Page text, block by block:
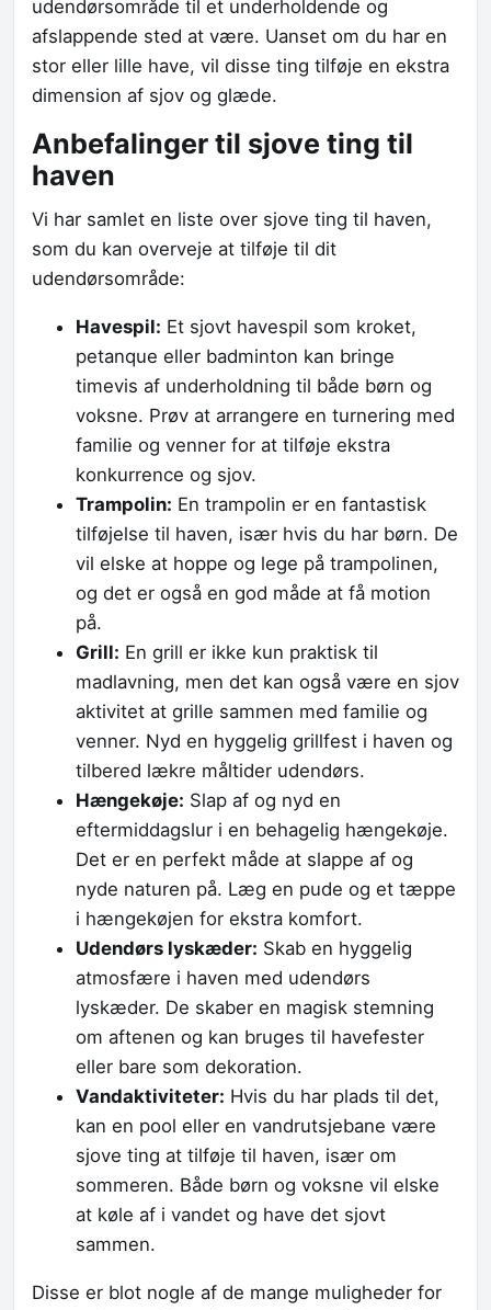
udendørsområde til et underholdende og
afslappende sted at være. Uanset om du har en
stor eller lille have, vil disse ting tilføje en ekstra
dimension af sjov og glæde.
Anbefalinger til sjove ting til
haven
Vi har samlet en liste over sjove ting til haven,
som du kan overveje at tilføje til dit
udendørsområde:
Havespil: Et sjovt havespil som kroket,
petanque eller badminton kan bringe
timevis af underholdning til både børn og
voksne. Prøv at arrangere en turnering med
familie og venner for at tilføje ekstra
konkurrence og sjov.
Trampolin: En trampolin er en fantastisk
tilføjelse til haven, især hvis du har børn. De
vil elske at hoppe og lege på trampolinen,
og det er også en god måde at få motion
på.
Grill: En grill er ikke kun praktisk til
madlavning, men det kan også være en sjov
aktivitet at grille sammen med familie og
venner. Nyd en hyggelig grillfest i haven og
tilbered lækre måltider udendørs.
Hængekøje: Slap af og nyd en
eftermiddagslur i en behagelig hængekøje.
Det er en perfekt måde at slappe af og
nyde naturen på. Læg en pude og et tæppe
i hængekøjen for ekstra komfort.
Udendørs lyskæder: Skab en hyggelig
atmosfære i haven med udendørs
lyskæder. De skaber en magisk stemning
om aftenen og kan bruges til havefester
eller bare som dekoration.
Vandaktiviteter: Hvis du har plads til det,
kan en pool eller en vandrutsjebane være
sjove ting at tilføje til haven, især om
sommeren. Både børn og voksne vil elske
at køle af i vandet og have det sjovt
sammen.
Disse er blot nogle af de mange muligheder for